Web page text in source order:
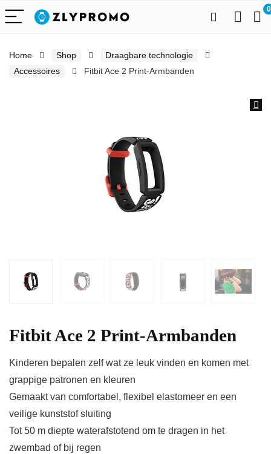
0
Home Shop
Draagbare technologie
Accessoires
Fitbit Ace 2 Print-Armbanden
Fitbit Ace 2 Print-Armbanden
Kinderen bepalen zelf wat ze leuk vinden en komen met
grappige patronen en kleuren
Gemaakt van comfortabel, flexibel elastomeer en een
veilige kunststof sluiting
Tot 50 m diepte waterafstotend om te dragen in het
zwembad of bij regen